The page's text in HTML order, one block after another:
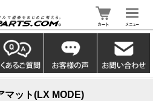
マット(LX MODE)